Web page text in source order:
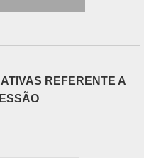
REFERENTE A